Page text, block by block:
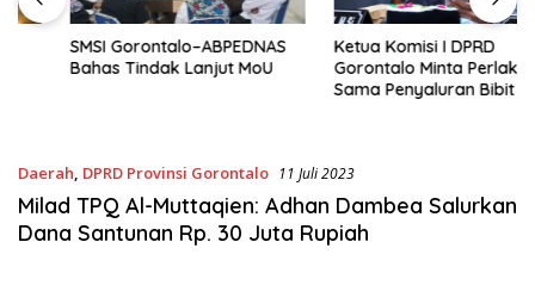
SMSI Gorontalo–ABPEDNAS
Bahas Tindak Lanjut MoU
Ketua Komisi I DPRD
Gorontalo Minta Perlakuan
Sama Penyaluran Bibit dan
Daerah, DPRD Provinsi Gorontalo 11 Juli 2023
Milad TPQ Al-Muttaqien: Adhan Dambea Salurkan
Dana Santunan Rp. 30 Juta Rupiah